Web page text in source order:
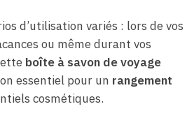
d’utilisation variés : lors de vos
ou même durant vos
boîte à savon de voyage
essentiel pour un rangement
cosmétiques.